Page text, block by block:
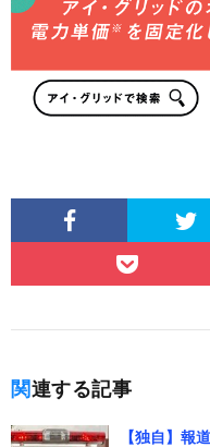
関連する記事
【独自】報